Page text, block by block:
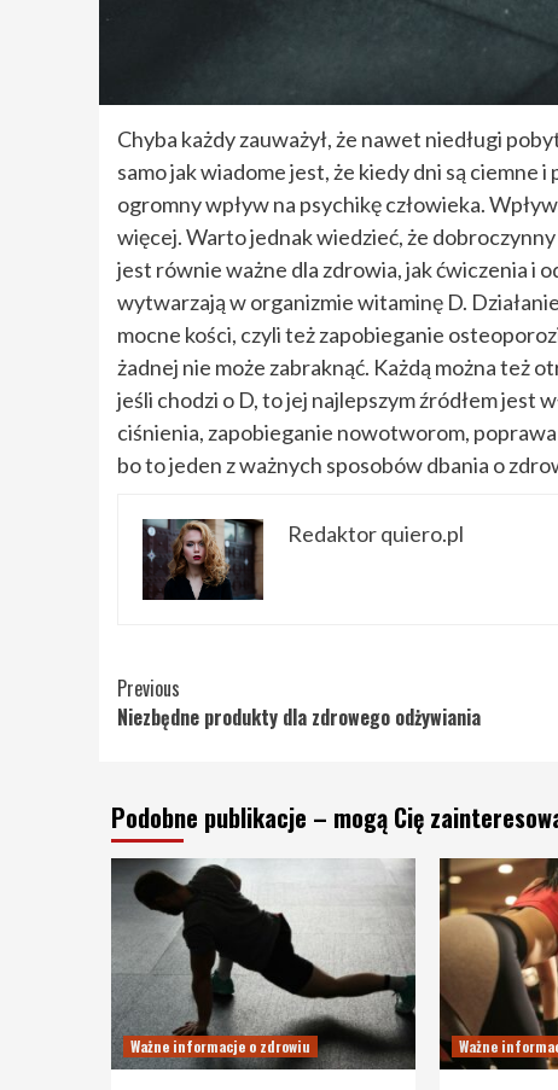
Chyba każdy zauważył, że nawet niedługi
samo jak wiadome jest, że kiedy dni są ciemne
ogromny wpływ na psychikę człowieka.
więcej. Warto jednak wiedzieć, że
jest równie ważne dla zdrowia, jak ćwiczenia i
wytwarzają w organizmie witaminę D.
mocne kości, czyli też zapobieganie
żadnej nie może zabraknąć. Każdą można też
jeśli chodzi o D, to jej najlepszym źródłem jest
ciśnienia, zapobieganie nowotworom,
bo to jeden z ważnych sposobów dbania o
Redaktor quiero.pl
Continue
Reading
Previous
Niezbędne produkty dla zdrowego odżywiania
Podobne publikacje – mogą Cię
Ważne informacje o zdrowiu Ważne